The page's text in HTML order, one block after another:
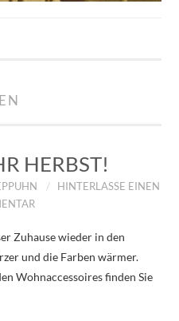
HERBST!
HINTERLASSE EINEN
Zuhause wieder in den
und die Farben wärmer.
Wohnaccessoires finden Sie